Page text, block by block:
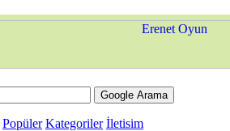
Popüler Kategoriler İletisim